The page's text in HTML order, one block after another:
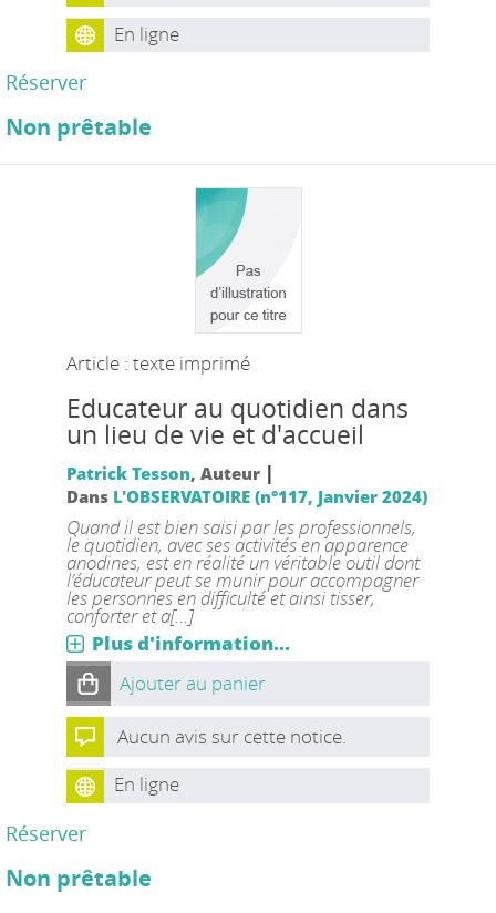
En ligne
Réserver
Non prêtable
Article : texte imprimé
Educateur au quotidien dans
un lieu de vie et d'accueil
Patrick Tesson, Auteur |
Dans L'OBSERVATOIRE (n°117, Janvier 2024)
Quand il est bien saisi par les professionnels,
le quotidien, avec ses activités en apparence
anodines, est en réalité un véritable outil dont
l’éducateur peut se munir pour accompagner
les personnes en difficulté et ainsi tisser,
conforter et a[...]
Plus d'information...
Ajouter au panier
Aucun avis sur cette notice.
En ligne
Réserver
Non prêtable